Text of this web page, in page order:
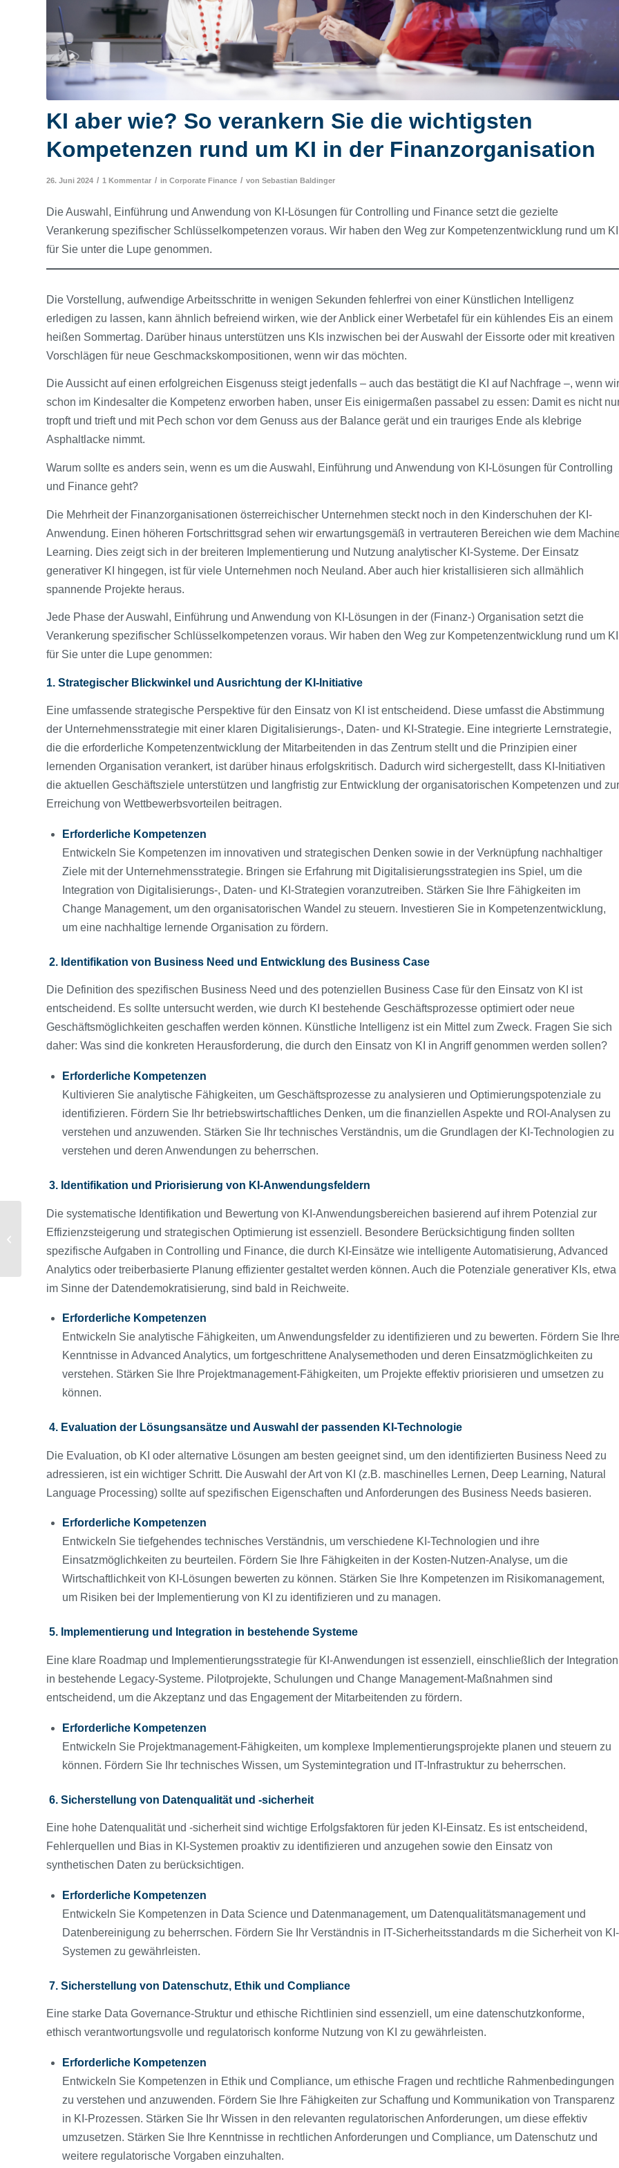
KI aber wie? So verankern Sie die wichtigsten
Kompetenzen rund um KI in der Finanzorganisation
26. Juni 2024 / 1 Kommentar / in Corporate Finance / von Sebastian Baldinger
Die Auswahl, Einführung und Anwendung von KI-Lösungen für Controlling und Finance setzt die gezielte
Verankerung spezifischer Schlüsselkompetenzen voraus. Wir haben den Weg zur Kompetenzentwicklung rund um KI
für Sie unter die Lupe genommen.
Die Vorstellung, aufwendige Arbeitsschritte in wenigen Sekunden fehlerfrei von einer Künstlichen Intelligenz
erledigen zu lassen, kann ähnlich befreiend wirken, wie der Anblick einer Werbetafel für ein kühlendes Eis an einem
heißen Sommertag. Darüber hinaus unterstützen uns KIs inzwischen bei der Auswahl der Eissorte oder mit kreativen
Vorschlägen für neue Geschmackskompositionen, wenn wir das möchten.
Die Aussicht auf einen erfolgreichen Eisgenuss steigt jedenfalls – auch das bestätigt die KI auf Nachfrage –, wenn wir
schon im Kindesalter die Kompetenz erworben haben, unser Eis einigermaßen passabel zu essen: Damit es nicht
tropft und trieft und mit Pech schon vor dem Genuss aus der Balance gerät und ein trauriges Ende als klebrige
Asphaltlacke nimmt.
Warum sollte es anders sein, wenn es um die Auswahl, Einführung und Anwendung von KI-Lösungen für Controlling
und Finance geht?
Die Mehrheit der Finanzorganisationen österreichischer Unternehmen steckt noch in den Kinderschuhen der KI-
Anwendung. Einen höheren Fortschrittsgrad sehen wir erwartungsgemäß in vertrauteren Bereichen wie dem
Learning. Dies zeigt sich in der breiteren Implementierung und Nutzung analytischer KI-Systeme. Der Einsatz
generativer KI hingegen, ist für viele Unternehmen noch Neuland. Aber auch hier kristallisieren sich allmählich
spannende Projekte heraus.
Jede Phase der Auswahl, Einführung und Anwendung von KI-Lösungen in der (Finanz-) Organisation setzt die
Verankerung spezifischer Schlüsselkompetenzen voraus. Wir haben den Weg zur Kompetenzentwicklung rund um KI
für Sie unter die Lupe genommen:
1. Strategischer Blickwinkel und Ausrichtung der KI-Initiative
Eine umfassende strategische Perspektive für den Einsatz von KI ist entscheidend. Diese umfasst die Abstimmung
der Unternehmensstrategie mit einer klaren Digitalisierungs-, Daten- und KI-Strategie. Eine integrierte Lernstrategie,
die die erforderliche Kompetenzentwicklung der Mitarbeitenden in das Zentrum stellt und die Prinzipien einer
lernenden Organisation verankert, ist darüber hinaus erfolgskritisch. Dadurch wird sichergestellt, dass KI-Initiativen
die aktuellen Geschäftsziele unterstützen und langfristig zur Entwicklung der organisatorischen Kompetenzen und zur
Erreichung von Wettbewerbsvorteilen beitragen.
Erforderliche Kompetenzen
Entwickeln Sie Kompetenzen im innovativen und strategischen Denken sowie in der Verknüpfung nachhaltiger
Ziele mit der Unternehmensstrategie. Bringen sie Erfahrung mit Digitalisierungsstrategien ins Spiel, um die
Integration von Digitalisierungs-, Daten- und KI-Strategien voranzutreiben. Stärken Sie Ihre Fähigkeiten im
Change Management, um den organisatorischen Wandel zu steuern. Investieren Sie in Kompetenzentwicklung,
um eine nachhaltige lernende Organisation zu fördern.
2. Identifikation von Business Need und Entwicklung des Business Case
Die Definition des spezifischen Business Need und des potenziellen Business Case für den Einsatz von KI ist
entscheidend. Es sollte untersucht werden, wie durch KI bestehende Geschäftsprozesse optimiert oder neue
Geschäftsmöglichkeiten geschaffen werden können. Künstliche Intelligenz ist ein Mittel zum Zweck. Fragen Sie sich
daher: Was sind die konkreten Herausforderung, die durch den Einsatz von KI in Angriff genommen werden sollen?
Erforderliche Kompetenzen
Kultivieren Sie analytische Fähigkeiten, um Geschäftsprozesse zu analysieren und Optimierungspotenziale zu
identifizieren. Fördern Sie Ihr betriebswirtschaftliches Denken, um die finanziellen Aspekte und ROI-Analysen zu
verstehen und anzuwenden. Stärken Sie Ihr technisches Verständnis, um die Grundlagen der KI-Technologien zu
verstehen und deren Anwendungen zu beherrschen.
3. Identifikation und Priorisierung von KI-Anwendungsfeldern
Die systematische Identifikation und Bewertung von KI-Anwendungsbereichen basierend auf ihrem Potenzial zur
Effizienzsteigerung und strategischen Optimierung ist essenziell. Besondere Berücksichtigung finden sollten
spezifische Aufgaben in Controlling und Finance, die durch KI-Einsätze wie intelligente Automatisierung, Advanced
Analytics oder treiberbasierte Planung effizienter gestaltet werden können. Auch die Potenziale generativer KIs, etwa
im Sinne der Datendemokratisierung, sind bald in Reichweite.
Erforderliche Kompetenzen
Entwickeln Sie analytische Fähigkeiten, um Anwendungsfelder zu identifizieren und zu bewerten. Fördern Sie Ihre
Kenntnisse in Advanced Analytics, um fortgeschrittene Analysemethoden und deren Einsatzmöglichkeiten zu
verstehen. Stärken Sie Ihre Projektmanagement-Fähigkeiten, um Projekte effektiv priorisieren und umsetzen zu
können.
4. Evaluation der Lösungsansätze und Auswahl der passenden KI-Technologie
Die Evaluation, ob KI oder alternative Lösungen am besten geeignet sind, um den identifizierten Business Need zu
adressieren, ist ein wichtiger Schritt. Die Auswahl der Art von KI (z.B. maschinelles Lernen, Deep Learning, Natural
Language Processing) sollte auf spezifischen Eigenschaften und Anforderungen des Business Needs basieren.
Erforderliche Kompetenzen
Entwickeln Sie tiefgehendes technisches Verständnis, um verschiedene KI-Technologien und ihre
Einsatzmöglichkeiten zu beurteilen. Fördern Sie Ihre Fähigkeiten in der Kosten-Nutzen-Analyse, um die
Wirtschaftlichkeit von KI-Lösungen bewerten zu können. Stärken Sie Ihre Kompetenzen im Risikomanagement,
um Risiken bei der Implementierung von KI zu identifizieren und zu managen.
5. Implementierung und Integration in bestehende Systeme
Eine klare Roadmap und Implementierungsstrategie für KI-Anwendungen ist essenziell, einschließlich der Integration
in bestehende Legacy-Systeme. Pilotprojekte, Schulungen und Change Management-Maßnahmen sind
entscheidend, um die Akzeptanz und das Engagement der Mitarbeitenden zu fördern.
Erforderliche Kompetenzen
Entwickeln Sie Projektmanagement-Fähigkeiten, um komplexe Implementierungsprojekte planen und steuern zu
können. Fördern Sie Ihr technisches Wissen, um Systemintegration und IT-Infrastruktur zu beherrschen.
6. Sicherstellung von Datenqualität und -sicherheit
Eine hohe Datenqualität und -sicherheit sind wichtige Erfolgsfaktoren für jeden KI-Einsatz. Es ist entscheidend,
Fehlerquellen und Bias in KI-Systemen proaktiv zu identifizieren und anzugehen sowie den Einsatz von
synthetischen Daten zu berücksichtigen.
Erforderliche Kompetenzen
Entwickeln Sie Kompetenzen in Data Science und Datenmanagement, um Datenqualitätsmanagement und
Datenbereinigung zu beherrschen. Fördern Sie Ihr Verständnis in IT-Sicherheitsstandards m die Sicherheit von KI-
Systemen zu gewährleisten.
7. Sicherstellung von Datenschutz, Ethik und Compliance
Eine starke Data Governance-Struktur und ethische Richtlinien sind essenziell, um eine datenschutzkonforme,
ethisch verantwortungsvolle und regulatorisch konforme Nutzung von KI zu gewährleisten.
Erforderliche Kompetenzen
Entwickeln Sie Kompetenzen in Ethik und Compliance, um ethische Fragen und rechtliche Rahmenbedingungen
zu verstehen und anzuwenden. Fördern Sie Ihre Fähigkeiten zur Schaffung und Kommunikation von Transparenz
in KI-Prozessen. Stärken Sie Ihr Wissen in den relevanten regulatorischen Anforderungen, um diese effektiv
umzusetzen. Stärken Sie Ihre Kenntnisse in rechtlichen Anforderungen und Compliance, um Datenschutz und
weitere regulatorische Vorgaben einzuhalten.
richtige ESG-Reporting-
Software aus